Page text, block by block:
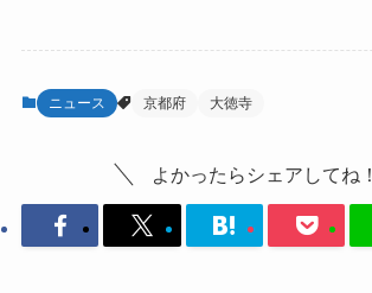
ニュース 京都府 大徳寺
よかったらシェアしてね！